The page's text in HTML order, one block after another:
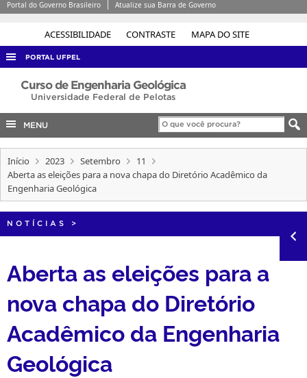
ACESSIBILIDADE CONTRASTE MAPA DO SITE
Portal do Governo Brasileiro Atualize sua Barra de Governo
PORTAL UFPEL
ACESSO À INFORMAÇÃO
COBALTO
CONCURSOS
EDITAIS
OUVIDORIA
TELEFONES
Curso de Engenharia Geológica
Universidade Federal de Pelotas
MENU
Início 2023 Setembro
11
Aberta as eleições para a nova chapa do Diretório Acadêmico da
Engenharia Geológica
NOTÍCIAS >
Aberta as eleições para a
nova chapa do Diretório
Acadêmico da Engenharia
Geológica